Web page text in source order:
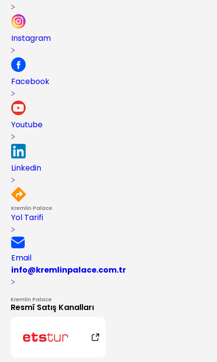
Instagram
Facebook
Youtube
Linkedin
Kremlin Palace
Yol Tarifi
Email
info@kremlinpalace.com.tr
Kremlin Palace
Resmî Satış Kanalları